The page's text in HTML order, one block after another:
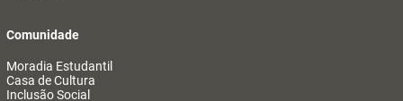
Comunidade
Moradia Estudantil
Casa de Cultura
Inclusão Social